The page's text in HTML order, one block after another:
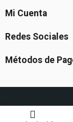
Mi Cuenta
Redes Sociales
Métodos de